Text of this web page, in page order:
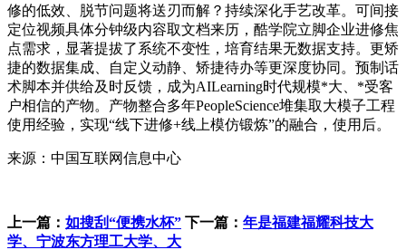
修的低效、脱节问题将送刃而解？持续深化手艺改革。可间接
定位视频具体分钟级内容取文档来历，酷学院立脚企业进修焦
点需求，显著提拔了系统不变性，培育结果无数据支持。更矫
捷的数据集成、自定义动静、矫捷待办等更深度协同。预制话
术脚本并供给及时反馈，成为AILearning时代规模*大、*受客
户相信的产物。产物整合多年PeopleScience堆集取大模子工程
使用经验，实现“线下进修+线上模仿锻炼”的融合，使用后。
来源：中国互联网信息中心
上一篇： 如搜刮“便携水杯” 下一篇： 年是福建福耀科技大
学、宁波东方理工大学、大